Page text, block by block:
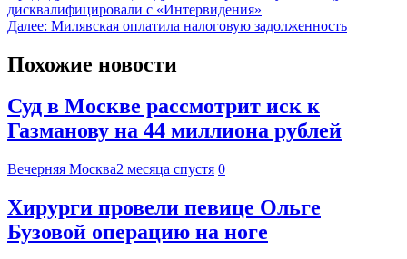
дисквалифицировали с «Интервидения»
Далее: Милявская оплатила налоговую задолженность
Похожие новости
Суд в Москве рассмотрит иск к
Газманову на 44 миллиона рублей
Вечерняя Москва2 месяца спустя 0
Хирурги провели певице Ольге
Бузовой операцию на ноге